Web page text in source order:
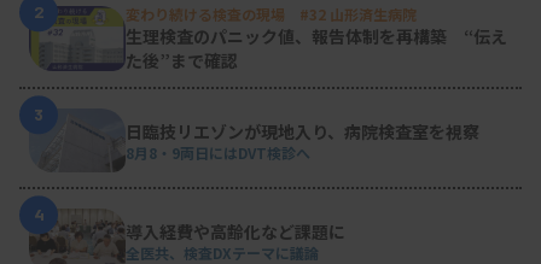
2 変わり続ける検査の現場 #32 山形済生病院
生理検査のパニック値、報告体制を再構築 “伝え
た後”まで確認
3
日臨技リエゾンが現地入り、病院検査室を視察
8月8・9両日にはDVT検診へ
4
導入経費や高齢化など課題に
全医共、検査DXテーマに議論